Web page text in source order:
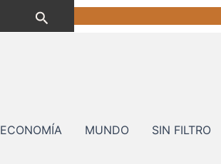
Buscar
ECONOMÍA MUNDO SIN FILTRO